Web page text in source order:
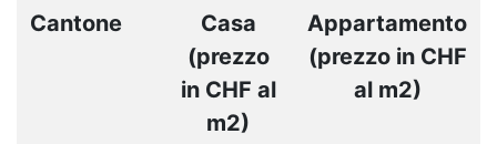
Cantone
Casa
(prezzo
in CHF al
m2)
Appartamento
(prezzo in CHF
al m2)